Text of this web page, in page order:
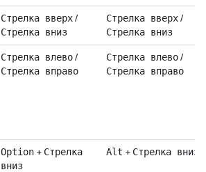
Стрелка вверх/
Стрелка вниз
Стрелка вверх/
Стрелка вниз
Стрелка влево/
Стрелка вправо
Стрелка влево/
Стрелка вправо
Option + Стрелка
вниз
Alt + Стрелка вниз